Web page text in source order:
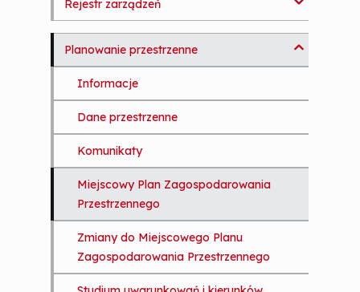
Żłobek Publiczny w Malczycach
Opłata targowa
Podatek leśny
Podatek zwrot akcyzy
Interpretacja przepisów prawa
podatkowego
Imienny wykaz głosowań radnych
Interpelacje i zapytania radnych
Obywatelska Inicjatywa
Uchwałodawcza
Rejestr Klubów Radnych Rady Gminy
Rejestr zarządzeń
Rejestr zarządzeń
Planowanie przestrzenne
Informacje
Dane przestrzenne
Komunikaty
Miejscowy Plan Zagospodarowania
Przestrzennego
Zmiany do Miejscowego Planu
Zagospodarowania Przestrzennego